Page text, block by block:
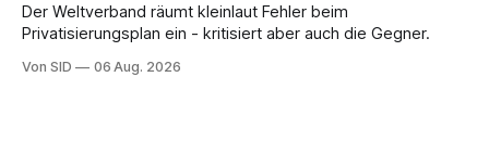
Der Weltverband räumt kleinlaut Fehler beim
Privatisierungsplan ein - kritisiert aber auch die Gegner.
Von SID 06 Aug. 2026